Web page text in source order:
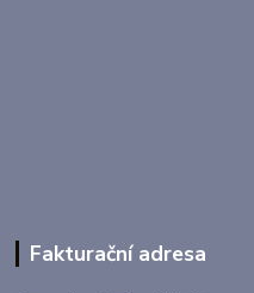
Fakturační adresa